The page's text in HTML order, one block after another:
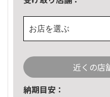
お店を選ぶ
近くの店
納期目安：